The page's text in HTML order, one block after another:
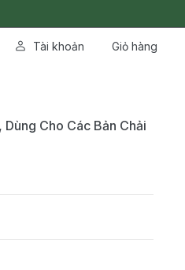
Tài khoản Giỏ hàng
Cho Các Bản Chải